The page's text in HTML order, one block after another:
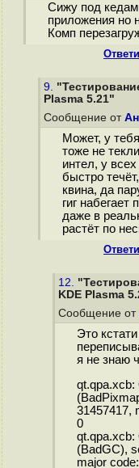
Сижу под
приложения но
Комп
9.
Plasma 5.21"
Сообщение от
Может, у
тоже не
интел, у
быстро
квина, да
гиг набегает
даже в
растёт по
12.
KDE Plasma
Сообщение от
Это
я не знаю
qt.qpa.xcb:
31457417,
0
qt.qpa.xcb:
(BadGC),
major